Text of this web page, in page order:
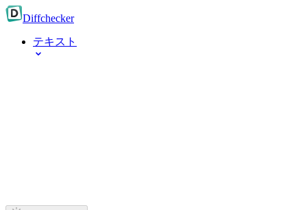
Diffchecker
テキスト